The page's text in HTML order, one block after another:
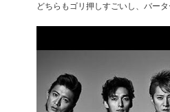
どちらもゴリ押しすごいし、バー